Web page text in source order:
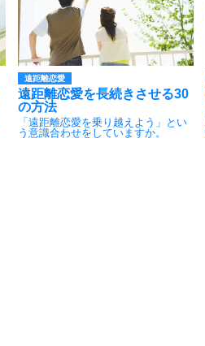
遠距離恋愛
遠距離恋愛を長続きさせる30
の方法
「遠距離恋愛を乗り越えよう」とい
う意識合わせをしていますか。